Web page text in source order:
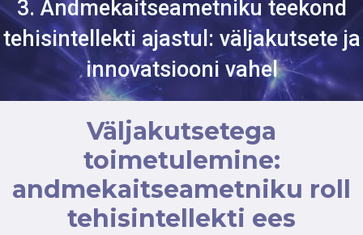
3. Andmekaitseametniku teekond
tehisintellekti ajastul: väljakutsete ja
innovatsiooni vahel
Väljakutsetega
toimetulemine:
andmekaitseametniku roll
tehisintellekti ees